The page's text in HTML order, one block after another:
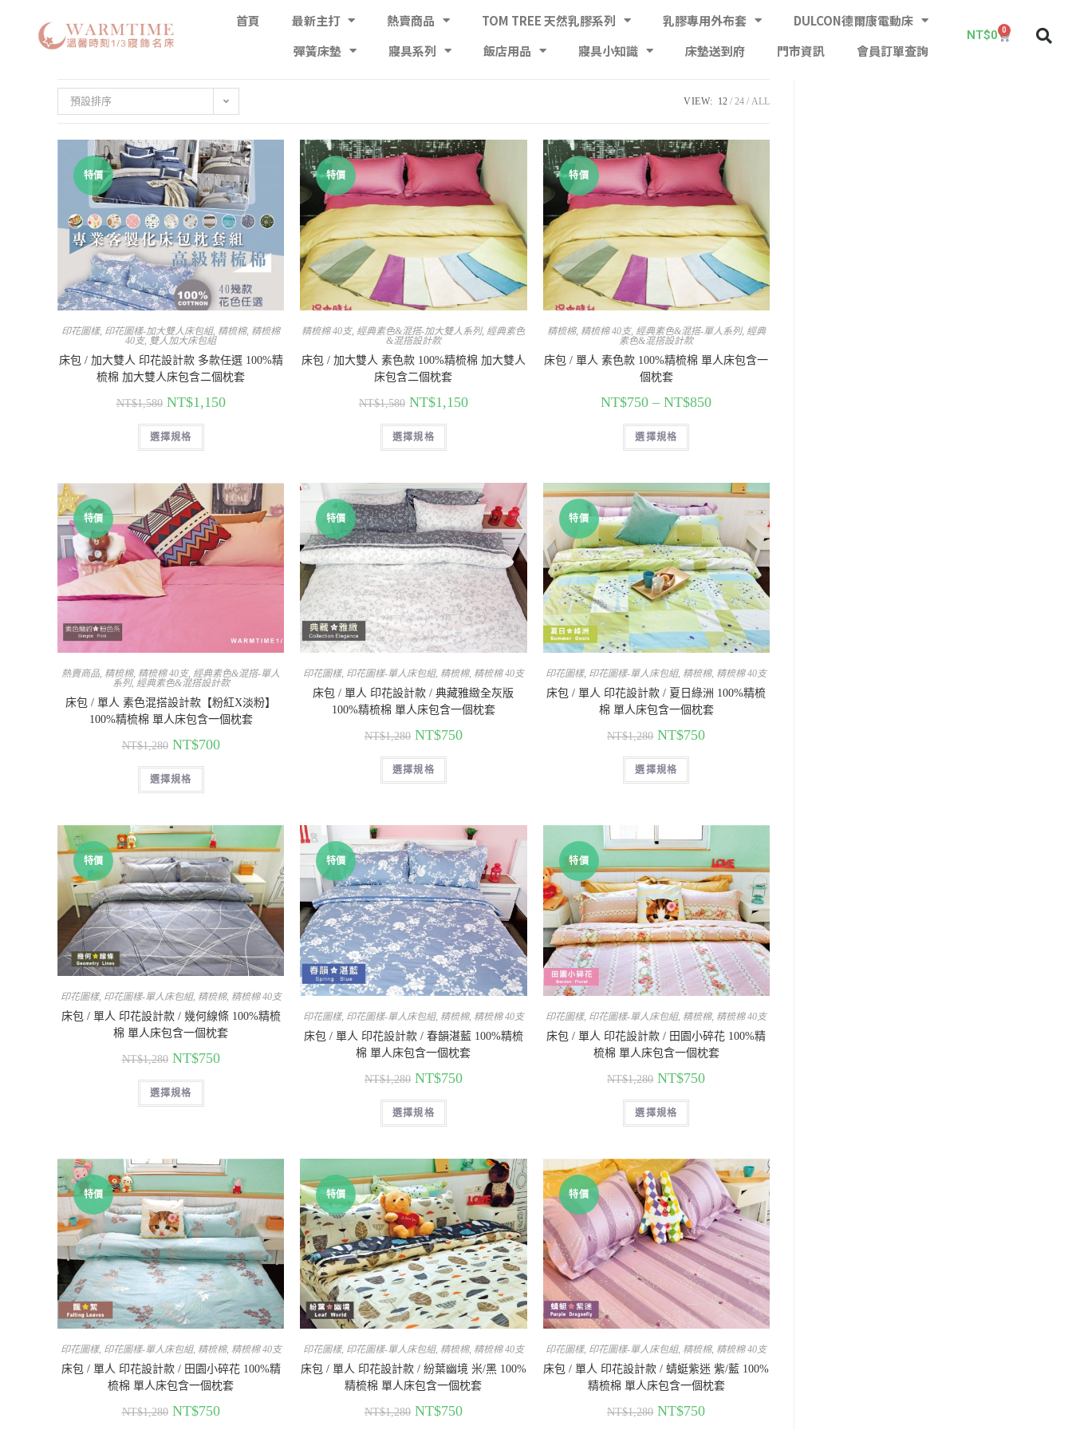
首頁 最新主打 熱賣商品 TOM TREE 天然乳膠系列 乳膠專用外布套
DULCON德爾康電動床
彈簧床墊
寢具系列 飯店用品 寢具小知識 床墊送到府 門市資訊 會員訂單查詢
NT$0 0
預設排序 VIEW: 12 24 ALL
特價
印花圖樣, 印花圖樣-加大雙人床包組, 精梳棉, 精梳棉
40支, 雙人加大床包組
床包 / 加大雙人 印花設計款 多款任選 100%精
梳棉 加大雙人床包含二個枕套
NT$1,580 NT$1,150
選擇規格
特價
精梳棉 40支, 經典素色&混搭-加大雙人系列, 經典素色
&混搭設計款
床包 / 加大雙人 素色款 100%精梳棉 加大雙人
床包含二個枕套
NT$1,580 NT$1,150
選擇規格
特價
精梳棉, 精梳棉 40支, 經典素色&混搭-單人系列, 經典
素色&混搭設計款
床包 / 單人 素色款 100%精梳棉 單人床包含一
個枕套
NT$750 –NT$850
選擇規格
特價
熱賣商品, 精梳棉, 精梳棉 40支, 經典素色&混搭-單人
系列, 經典素色&混搭設計款
床包 / 單人 素色混搭設計款【粉紅X淡粉】
100%精梳棉 單人床包含一個枕套
NT$1,280 NT$700
選擇規格
特價
印花圖樣, 印花圖樣-單人床包組, 精梳棉, 精梳棉 40支
床包 / 單人 印花設計款 / 典藏雅緻全灰版
100%精梳棉 單人床包含一個枕套
NT$1,280 NT$750
選擇規格
特價
印花圖樣, 印花圖樣-單人床包組, 精梳棉, 精梳棉 40支
床包 / 單人 印花設計款 / 夏日綠洲 100%精梳
棉 單人床包含一個枕套
NT$1,280 NT$750
選擇規格
特價
印花圖樣, 印花圖樣-單人床包組, 精梳棉, 精梳棉 40支
床包 / 單人 印花設計款 / 幾何線條 100%精梳
棉 單人床包含一個枕套
NT$1,280 NT$750
選擇規格
特價
印花圖樣, 印花圖樣-單人床包組, 精梳棉, 精梳棉 40支
床包 / 單人 印花設計款 / 春韻湛藍 100%精梳
棉 單人床包含一個枕套
NT$1,280 NT$750
選擇規格
特價
印花圖樣, 印花圖樣-單人床包組, 精梳棉, 精梳棉 40支
床包 / 單人 印花設計款 / 田園小碎花 100%精
梳棉 單人床包含一個枕套
NT$1,280 NT$750
選擇規格
特價
印花圖樣, 印花圖樣-單人床包組, 精梳棉, 精梳棉 40支
床包 / 單人 印花設計款 / 田園小碎花 100%精
梳棉 單人床包含一個枕套
NT$1,280 NT$750
特價
印花圖樣, 印花圖樣-單人床包組, 精梳棉, 精梳棉 40支
床包 / 單人 印花設計款 / 紛葉幽境 米/黑 100%
精梳棉 單人床包含一個枕套
NT$1,280 NT$750
特價
印花圖樣, 印花圖樣-單人床包組, 精梳棉, 精梳棉 40支
床包 / 單人 印花設計款 / 蜻蜓紫迷 紫/藍 100%
精梳棉 單人床包含一個枕套
NT$1,280 NT$750